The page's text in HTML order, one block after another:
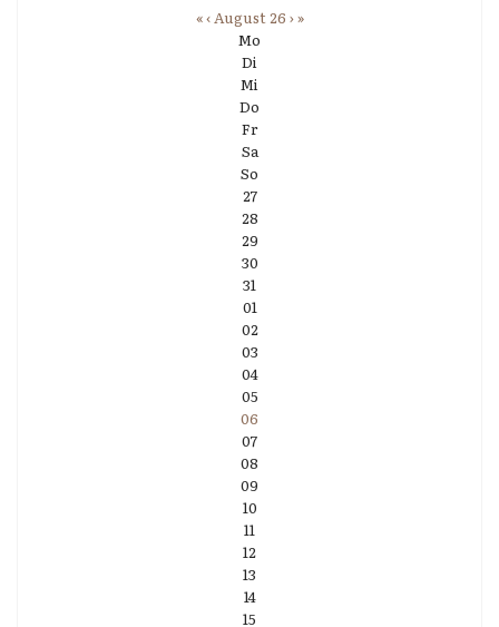
«‹August 26 ›»
Mo
Di
Mi
Do
Fr
Sa
So
27
28
29
30
31
01
02
03
04
05
06
07
08
09
10
11
12
13
14
15